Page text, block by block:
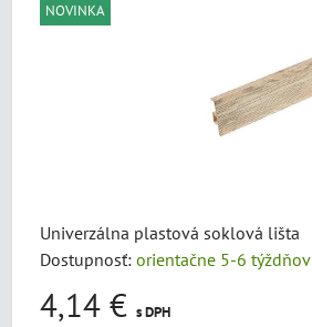
NOVINKA
Univerzálna plastová soklová lišta
Dostupnosť: orientačne 5-6 týždňov
4,14 € s DPH